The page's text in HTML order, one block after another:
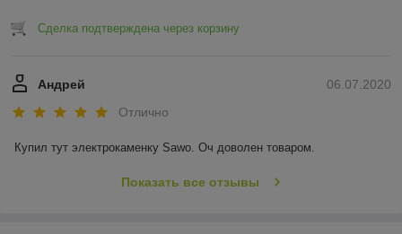
Сделка подтверждена через корзину
06.07.2020
Андрей
Отлично
Купил тут электрокаменку Sawo. Оч доволен товаром.
Показать все отзывы